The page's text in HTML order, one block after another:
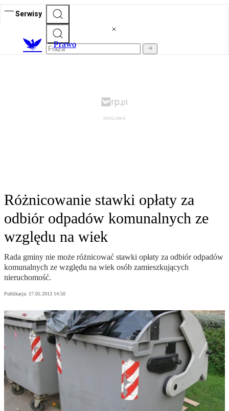
Serwisy
Prawo
Różnicowanie stawki opłaty za
odbiór odpadów komunalnych ze
względu na wiek
Rada gminy nie może różnicować stawki opłaty za odbiór odpadów
komunalnych ze względu na wiek osób zamieszkujących
nieruchomość.
Publikacja: 17.05.2013 14:50